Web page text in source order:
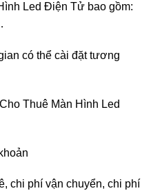
Led Điện Tử bao gồm:
có thể cài đặt tương
Thuê Màn Hình Led
chi phí vận chuyển, chi phí